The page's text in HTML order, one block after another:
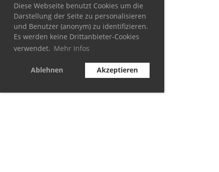
Diese Webseite benutzt Cookies um die
Darstellung der Seite zu personalisieren
und Benutzer (anonym) zu identifizieren.
Es werden keine Drittanbieter-Cookies
verwendet. Mehr Infos
Ablehnen Akzeptieren